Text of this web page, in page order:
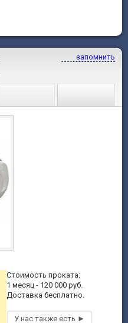
запомнить
Стоимость проката:
1 месяц - 120 000 руб.
Доставка бесплатно.